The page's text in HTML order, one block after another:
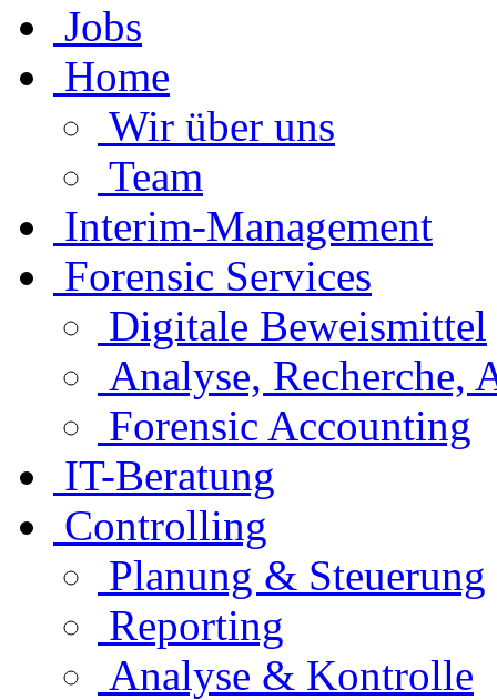
Jobs
Home
Wir über uns
Team
Interim-Management
Forensic Services
Digitale Beweismittel
Analyse, Recherche,
Forensic Accounting
IT-Beratung
Controlling
Planung & Steuerung
Reporting
Analyse & Kontrolle